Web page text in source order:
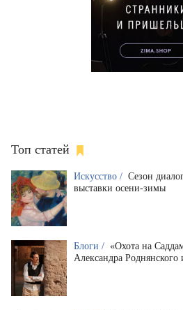
Топ статей
Искусство / Сезон
выставки осени-зимы
Блоги / «Охота на
Александра Роднянского